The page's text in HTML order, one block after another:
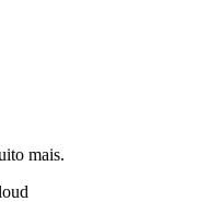
mais.